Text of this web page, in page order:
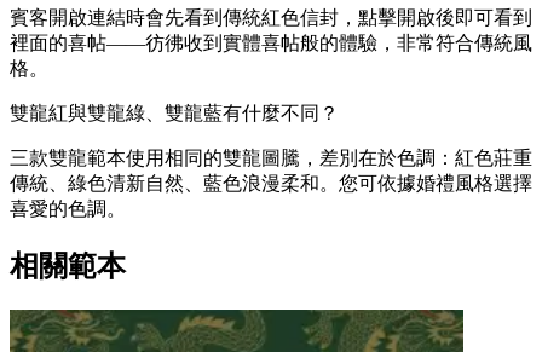
賓客開啟連結時會先看到傳統紅色信封，點擊開啟後即可看到
裡面的喜帖——彷彿收到實體喜帖般的體驗，非常符合傳統風
格。
雙龍紅與雙龍綠、雙龍藍有什麼不同？
三款雙龍範本使用相同的雙龍圖騰，差別在於色調：紅色莊重
傳統、綠色清新自然、藍色浪漫柔和。您可依據婚禮風格選擇
喜愛的色調。
相關範本